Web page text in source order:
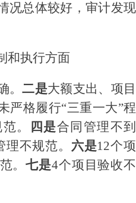
况总体较好， 审计发现
和执行方面
。二是大额支出、项目
严格履行“三重一大”程
。 四是合同管理不到
不规范。 六是12个项
。七是4个项目验收不